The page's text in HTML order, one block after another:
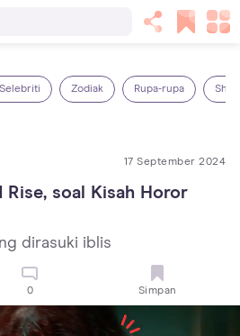
Selebriti Zodiak Rupa-rupa
17 September 2024
Rise, soal Kisah Horor
dirasuki iblis
0 Simpan